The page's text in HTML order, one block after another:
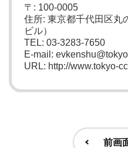
〒: 100-0005
住所: 東京都千代田区丸
ビル）
TEL: 03-3283-7650
E-mail:
URL: http://www.tokyo-
前画